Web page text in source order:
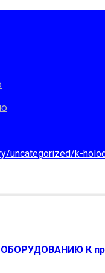
uncategorized/k-
К